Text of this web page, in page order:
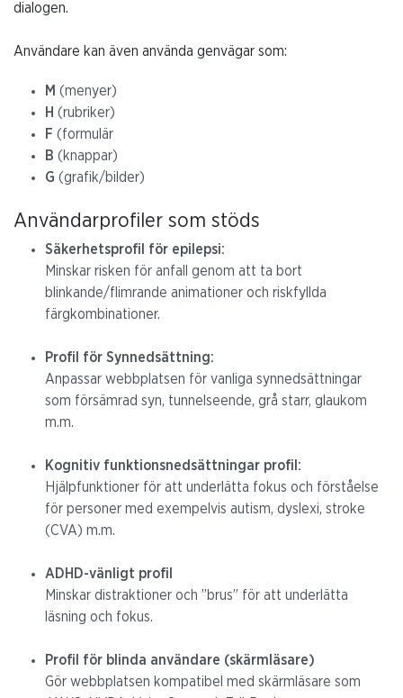
dialogen.
Användare kan även använda genvägar som:
M (menyer)
H (rubriker)
F (formulär
B (knappar)
G (grafik/bilder)
Användarprofiler som stöds
Säkerhetsprofil för epilepsi:
Minskar risken för anfall genom att ta bort
blinkande/flimrande animationer och riskfyllda
färgkombinationer.
Profil för Synnedsättning:
Anpassar webbplatsen för vanliga synnedsättningar
som försämrad syn, tunnelseende, grå starr, glaukom
m.m.
Kognitiv funktionsnedsättningar profil:
Hjälpfunktioner för att underlätta fokus och förståelse
för personer med exempelvis autism, dyslexi, stroke
(CVA) m.m.
ADHD-vänligt profil
Minskar distraktioner och ”brus” för att underlätta
läsning och fokus.
Profil för blinda användare (skärmläsare)
Gör webbplatsen kompatibel med skärmläsare som